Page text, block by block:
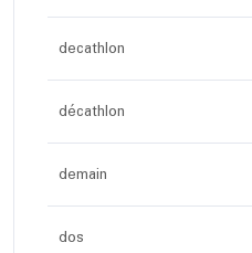
decathlon
décathlon
demain
dos